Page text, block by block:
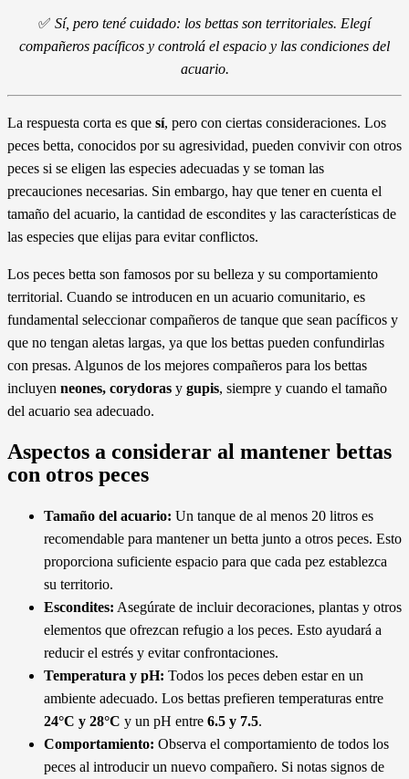
✅ Sí, pero tené cuidado: los bettas son territoriales. Elegí
compañeros pacíficos y controlá el espacio y las condiciones del
acuario.
La respuesta corta es que sí, pero con ciertas consideraciones. Los
peces betta, conocidos por su agresividad, pueden convivir con otros
peces si se eligen las especies adecuadas y se toman las
precauciones necesarias. Sin embargo, hay que tener en cuenta el
tamaño del acuario, la cantidad de escondites y las características de
las especies que elijas para evitar conflictos.
Los peces betta son famosos por su belleza y su comportamiento
territorial. Cuando se introducen en un acuario comunitario, es
fundamental seleccionar compañeros de tanque que sean pacíficos y
que no tengan aletas largas, ya que los bettas pueden confundirlas
con presas. Algunos de los mejores compañeros para los bettas
incluyen neones, corydoras y gupis, siempre y cuando el tamaño
del acuario sea adecuado.
Aspectos a considerar al mantener bettas
con otros peces
Tamaño del acuario: Un tanque de al menos 20 litros es
recomendable para mantener un betta junto a otros peces. Esto
proporciona suficiente espacio para que cada pez establezca
su territorio.
Escondites: Asegúrate de incluir decoraciones, plantas y otros
elementos que ofrezcan refugio a los peces. Esto ayudará a
reducir el estrés y evitar confrontaciones.
Temperatura y pH: Todos los peces deben estar en un
ambiente adecuado. Los bettas prefieren temperaturas entre
24°C y 28°C y un pH entre 6.5 y 7.5.
Comportamiento: Observa el comportamiento de todos los
peces al introducir un nuevo compañero. Si notas signos de